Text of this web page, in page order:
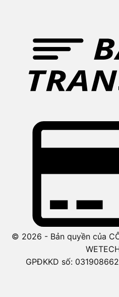
© 2026 - Bản quyền của
GPĐKKD số: